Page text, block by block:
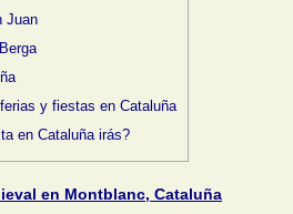
Juan
y fiestas en Cataluña
en Cataluña irás?
en Montblanc, Cataluña